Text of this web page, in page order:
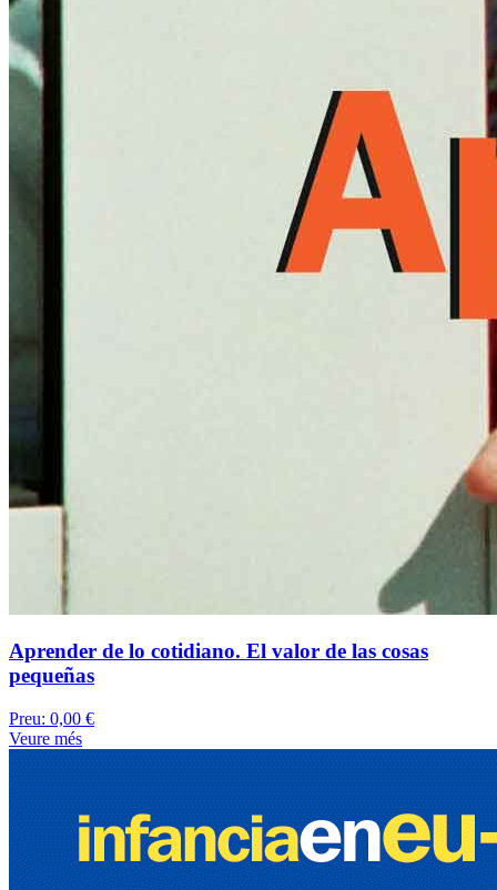
Aprender de lo cotidiano. El valor de las cosas
pequeñas
Preu: 0,00 €
Veure més